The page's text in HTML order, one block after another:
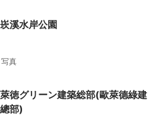
溪水岸公園
真
徳グリーン建築総部(歐萊德綠建
部)